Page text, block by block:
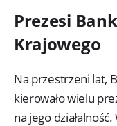
Prezesi
Krajowego
Na przestrzeni lat,
kierowało wielu
na jego